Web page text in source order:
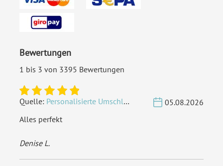
Bewertungen
1 bis 3 von 3395 Bewertungen
Quelle: Personalisierte Umschläge - Vintage - Quadrat 155 x 155 mm
05.08.2026
Alles perfekt
Denise L.